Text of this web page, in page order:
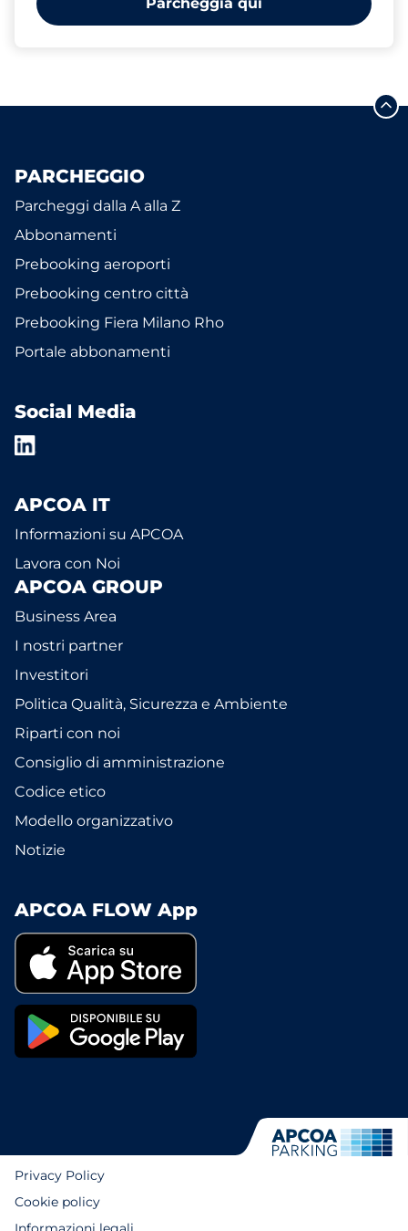
PARCHEGGIO
Parcheggi dalla A alla Z
Abbonamenti
Prebooking aeroporti
Prebooking centro città
Prebooking Fiera Milano Rho
Portale abbonamenti
Social Media
APCOA IT
Informazioni su APCOA
Lavora con Noi
APCOA GROUP
Business Area
I nostri partner
Investitori
Politica Qualità, Sicurezza e Ambiente
Riparti con noi
Consiglio di amministrazione
Codice etico
Modello organizzativo
Notizie
APCOA FLOW App
Privacy Policy
Cookie policy